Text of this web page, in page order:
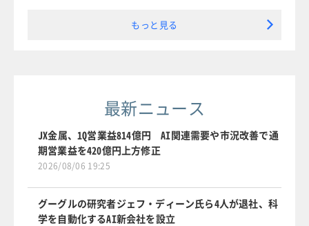
もっと見る
最新ニュース
JX金属、1Q営業益814億円 AI関連需要や市況改善で通
期営業益を420億円上方修正
2026/08/06 19:25
グーグルの研究者ジェフ・ディーン氏ら4人が退社、科
学を自動化するAI新会社を設立